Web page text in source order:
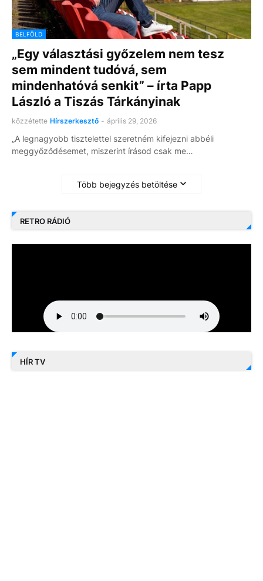
BELFÖLD
„Egy választási győzelem nem tesz
sem mindent tudóvá, sem
mindenhatóvá senkit” – írta Papp
László a Tiszás Tárkányinak
közzétette Hírszerkesztő - április 29, 2026
„A legnagyobb tisztelettel szeretném kifejezni abbéli
meggyőződésemet, miszerint írásod csak me…
Több bejegyzés betöltése
RETRO RÁDIÓ
HÍR TV